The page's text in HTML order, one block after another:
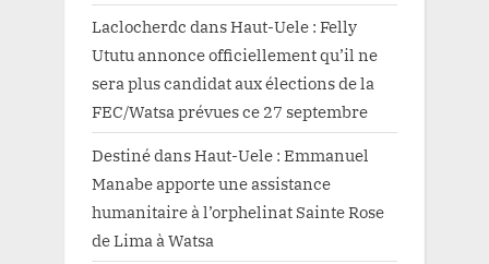
Laclocherdc dansHaut-Uele : Felly
Ututu annonce officiellement qu’il ne
sera plus candidat aux élections de la
FEC/Watsa prévues ce 27 septembre
DestinédansHaut-Uele : Emmanuel
Manabe apporte une assistance
humanitaire à l’orphelinat Sainte Rose
de Lima à Watsa